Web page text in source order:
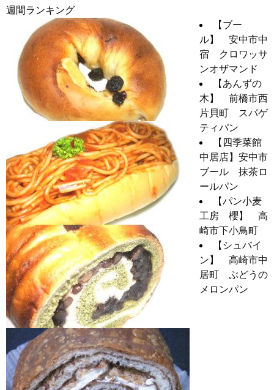
週間ランキング
【ブー
ル】 安中市中
宿 クロワッサ
ンオザマンド
【あんずの
木】 前橋市西
片貝町 スパゲ
ティパン
【四季菜館
中居店】安中市
ブール 抹茶ロ
ールパン
【パン小麦
工房 櫻】 高
崎市下小鳥町
【シュバイ
ン】 高崎市中
居町 ぶどうの
メロンパン